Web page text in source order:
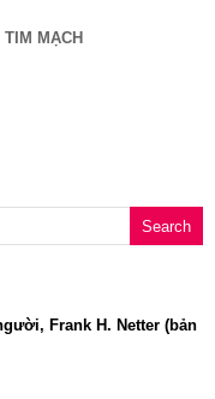
MẠCH
Frank H. Netter (bản